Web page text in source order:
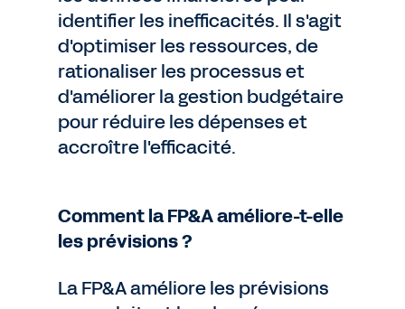
identifier les inefficacités. Il s'agit
d'optimiser les ressources, de
rationaliser les processus et
d'améliorer la gestion budgétaire
pour réduire les dépenses et
accroître l'efficacité.
Comment la FP&A améliore-t-elle
les prévisions ?
La FP&A améliore les prévisions